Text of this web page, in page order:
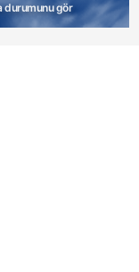
durumunu gör